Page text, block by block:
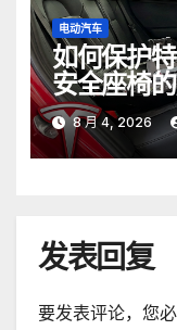
电动汽车
如何保护
安全座椅
8 月 4, 2026
发表回复
要发表评论，您